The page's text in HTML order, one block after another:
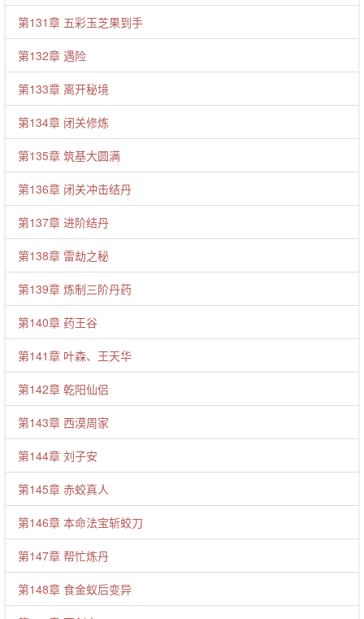
第131章 五彩玉芝果到手
第132章 遇险
第133章 离开秘境
第134章 闭关修炼
第135章 筑基大圆满
第136章 闭关冲击结丹
第137章 进阶结丹
第138章 雷劫之秘
第139章 炼制三阶丹药
第140章 药王谷
第141章 叶森、王天华
第142章 乾阳仙侣
第143章 西漠周家
第144章 刘子安
第145章 赤蛟真人
第146章 本命法宝斩蛟刀
第147章 帮忙炼丹
第148章 食金蚁后变异